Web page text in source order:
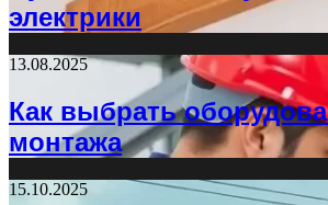
электрики
13.08.2025
Как выбрать
монтажа
15.10.2025